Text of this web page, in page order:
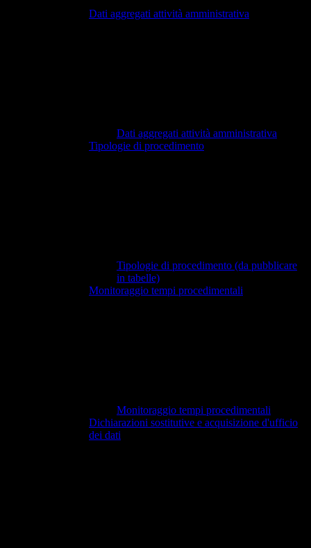
Dati aggregati attività amministrativa
Dati aggregati attività amministrativa
Tipologie di procedimento
Tipologie di procedimento (da pubblicare
in tabelle)
Monitoraggio tempi procedimentali
Monitoraggio tempi procedimentali
Dichiarazioni sostitutive e acquisizione d'ufficio
dei dati